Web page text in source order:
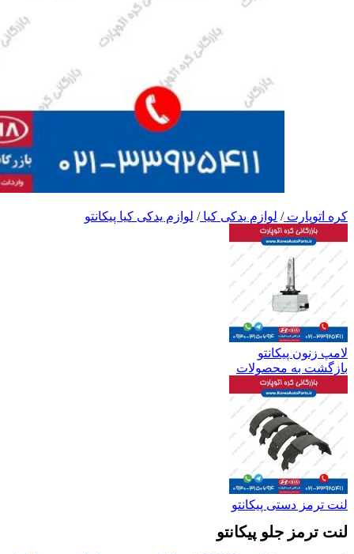
کره اتوپارت/ لوازم یدکی کیا/ لوازم یدکی کیا پیکانتو
لامپ زنون پیکانتو
بازگشت به محصولات
لنت ترمز دستی پیکانتو
لنت ترمز جلو پیکانتو